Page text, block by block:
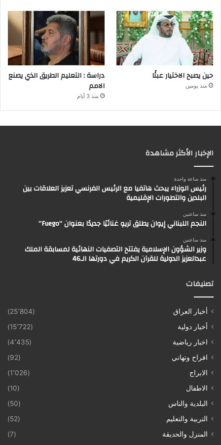
حين يصبح الاختيار عبئًا
منذ يومين
دراسة : التعليم الطريق الذي يصنع
الامم
منذ 3 أيام
الإخبار الأكثر مشاهدة
منذ ساعة واحدة
رئيس الوزراء يبحث هاتفيا مع الرئيس الفرنسي تعزيز العلاقات بين
البلدين والتطورات الإقليمية
منذ ساعتين
النجم اللبناني إيوان يطلق تريو غنائيًا جديدًا بعنوان “Fuego”
منذ ساعتين
وزير الشؤون الإسلامية يفتتح التصفيات النهائية لمسابقة الملك
عبدالعزيز الدولية للقرآن الكريم في دورتها الـ46
تصنيفات
أخبار العراق
(25٬804)
أخبار دولية
(15٬722)
اخبار رياضية
(4٬435)
افراح وتهاني
(92)
الابراج
(1٬026)
الاطفال
(10)
البلدية والناس
(50)
التربية والتعليم
(52)
المنزل والحديقة
(7)